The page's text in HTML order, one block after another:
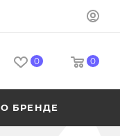
0 0
О БРЕНДЕ